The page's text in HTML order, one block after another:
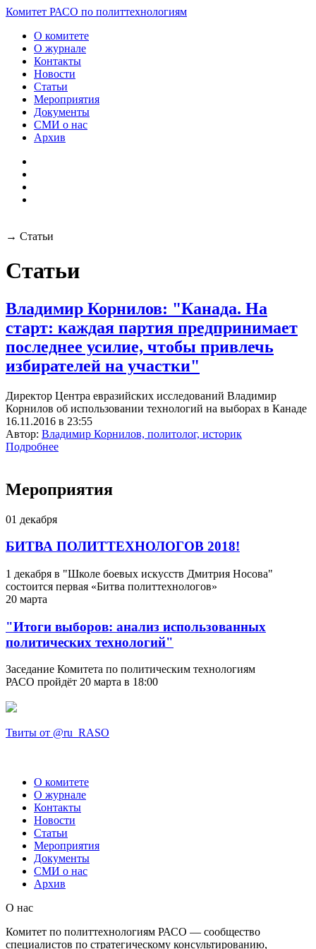
Комитет РАСО по политтехнологиям
О комитете
О журнале
Контакты
Новости
Статьи
Мероприятия
Документы
СМИ о нас
Архив
→ Статьи
Статьи
Владимир Корнилов: "Канада. На
старт: каждая партия предпринимает
последнее усилие, чтобы привлечь
избирателей на участки"
Директор Центра евразийских исследований Владимир
Корнилов об использовании технологий на выборах в Канаде
16.11.2016 в 23:55
Автор: Владимир Корнилов, политолог, историк
Подробнее
Мероприятия
01 декабря
БИТВА ПОЛИТТЕХНОЛОГОВ 2018!
1 декабря в "Школе боевых искусств Дмитрия Носова"
состоится первая «Битва политтехнологов»
20 марта
"Итоги выборов: анализ использованных
политических технологий"
Заседание Комитета по политическим технологиям
РАСО пройдёт 20 марта в 18:00
Твиты от @ru_RASO
О комитете
О журнале
Контакты
Новости
Статьи
Мероприятия
Документы
СМИ о нас
Архив
О нас
Комитет по политтехнологиям РАСО — сообщество
специалистов по стратегическому консультированию,